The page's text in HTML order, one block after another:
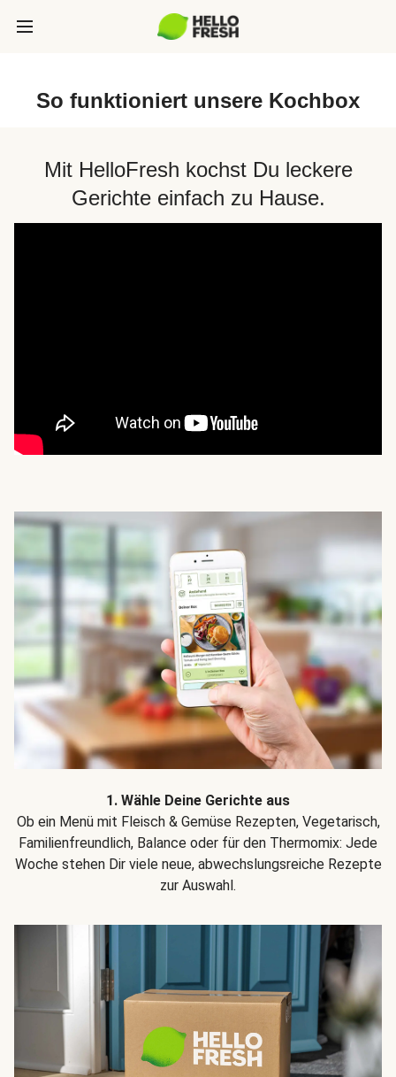
So funktioniert unsere Kochbox
Mit HelloFresh kochst Du leckere
Gerichte einfach zu Hause.
1. Wähle Deine Gerichte aus
Ob ein Menü mit Fleisch & Gemüse Rezepten, Vegetarisch,
Familienfreundlich, Balance oder für den Thermomix: Jede
Woche stehen Dir viele neue, abwechslungsreiche Rezepte
zur Auswahl.